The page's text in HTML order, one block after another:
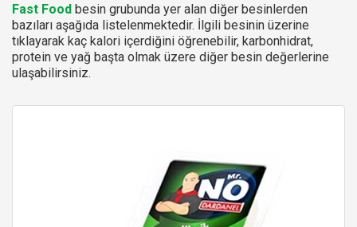
Fast Food besin grubunda yer alan diğer besinlerden
bazıları aşağıda listelenmektedir. İlgili besinin üzerine
tıklayarak kaç kalori içerdiğini öğrenebilir, karbonhidrat,
protein ve yağ başta olmak üzere diğer besin değerlerine
ulaşabilirsiniz.